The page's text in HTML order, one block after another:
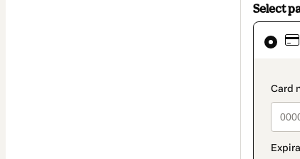
Select
Card
selected
method